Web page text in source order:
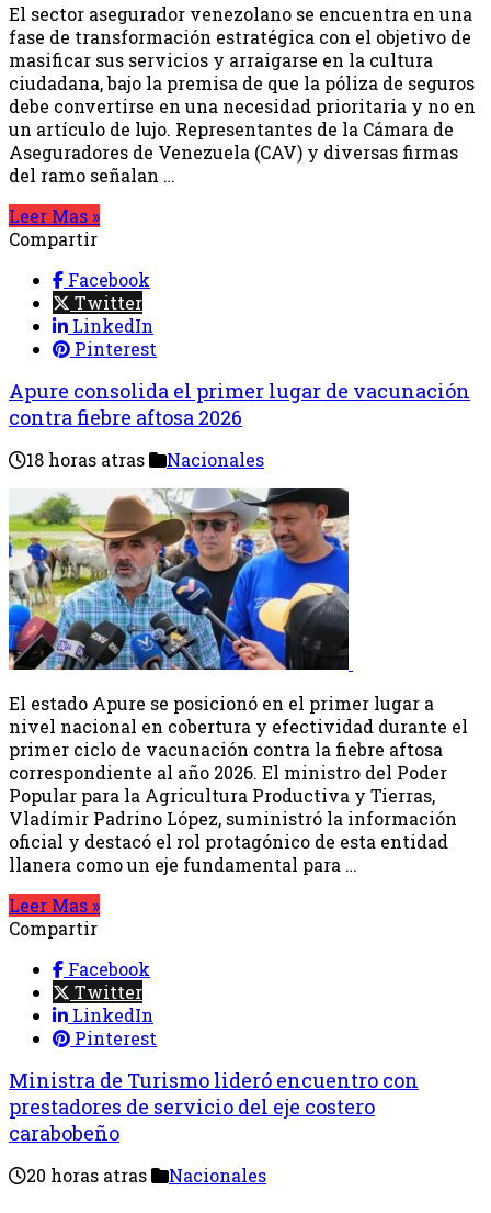
El sector asegurador venezolano se encuentra en una
fase de transformación estratégica con el objetivo de
masificar sus servicios y arraigarse en la cultura
ciudadana, bajo la premisa de que la póliza de seguros
debe convertirse en una necesidad prioritaria y no en
un artículo de lujo. Representantes de la Cámara de
Aseguradores de Venezuela (CAV) y diversas firmas
del ramo señalan …
Leer Mas »
Compartir
Facebook
Twitter
LinkedIn
Pinterest
Apure consolida el primer lugar de vacunación
contra fiebre aftosa 2026
18 horas atras Nacionales
El estado Apure se posicionó en el primer lugar a
nivel nacional en cobertura y efectividad durante el
primer ciclo de vacunación contra la fiebre aftosa
correspondiente al año 2026. El ministro del Poder
Popular para la Agricultura Productiva y Tierras,
Vladímir Padrino López, suministró la información
oficial y destacó el rol protagónico de esta entidad
llanera como un eje fundamental para …
Leer Mas »
Compartir
Facebook
Twitter
LinkedIn
Pinterest
Ministra de Turismo lideró encuentro con
prestadores de servicio del eje costero
carabobeño
20 horas atras Nacionales